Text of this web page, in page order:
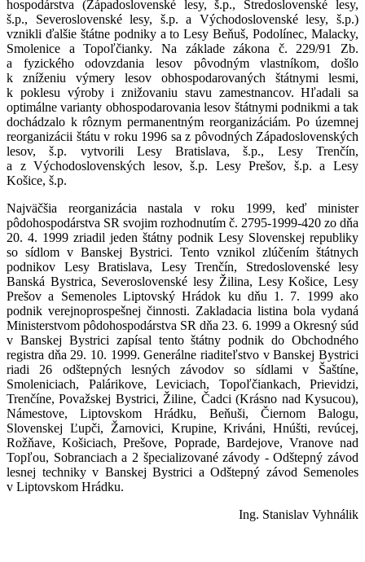
hospodárstva (Západoslovenské lesy, š.p., Stredoslovenské lesy,
š.p., Severoslovenské lesy, š.p. a Východoslovenské lesy, š.p.)
vznikli ďalšie štátne podniky a to Lesy Beňuš, Podolínec, Malacky,
Smolenice a Topoľčianky. Na základe zákona č. 229/91 Zb.
a fyzického odovzdania lesov pôvodným vlastníkom, došlo
k zníženiu výmery lesov obhospodarovaných štátnymi lesmi,
k poklesu výroby i znižovaniu stavu zamestnancov. Hľadali sa
optimálne varianty obhospodarovania lesov štátnymi podnikmi a tak
dochádzalo k rôznym permanentným reorganizáciám. Po územnej
reorganizácii štátu v roku 1996 sa z pôvodných Západoslovenských
lesov, š.p. vytvorili Lesy Bratislava, š.p., Lesy Trenčín,
a z Východoslovenských lesov, š.p. Lesy Prešov, š.p. a Lesy
Košice, š.p.
Najväčšia reorganizácia nastala v roku 1999, keď minister
pôdohospodárstva SR svojim rozhodnutím č. 2795-1999-420 zo dňa
20. 4. 1999 zriadil jeden štátny podnik Lesy Slovenskej republiky
so sídlom v Banskej Bystrici. Tento vznikol zlúčením štátnych
podnikov Lesy Bratislava, Lesy Trenčín, Stredoslovenské lesy
Banská Bystrica, Severoslovenské lesy Žilina, Lesy Košice, Lesy
Prešov a Semenoles Liptovský Hrádok ku dňu 1. 7. 1999 ako
podnik verejnoprospešnej činnosti. Zakladacia listina bola vydaná
Ministerstvom pôdohospodárstva SR dňa 23. 6. 1999 a Okresný súd
v Banskej Bystrici zapísal tento štátny podnik do Obchodného
registra dňa 29. 10. 1999. Generálne riaditeľstvo v Banskej Bystrici
riadi 26 odštepných lesných závodov so sídlami v Šaštíne,
Smoleniciach, Palárikove, Leviciach, Topoľčiankach, Prievidzi,
Trenčíne, Považskej Bystrici, Žiline, Čadci (Krásno nad Kysucou),
Námestove, Liptovskom Hrádku, Beňuši, Čiernom Balogu,
Slovenskej Ľupči, Žarnovici, Krupine, Kriváni, Hnúšti, revúcej,
Rožňave, Košiciach, Prešove, Poprade, Bardejove, Vranove nad
Topľou, Sobranciach a 2 špecializované závody - Odštepný závod
lesnej techniky v Banskej Bystrici a Odštepný závod Semenoles
v Liptovskom Hrádku.
Ing. Stanislav Vyhnálik